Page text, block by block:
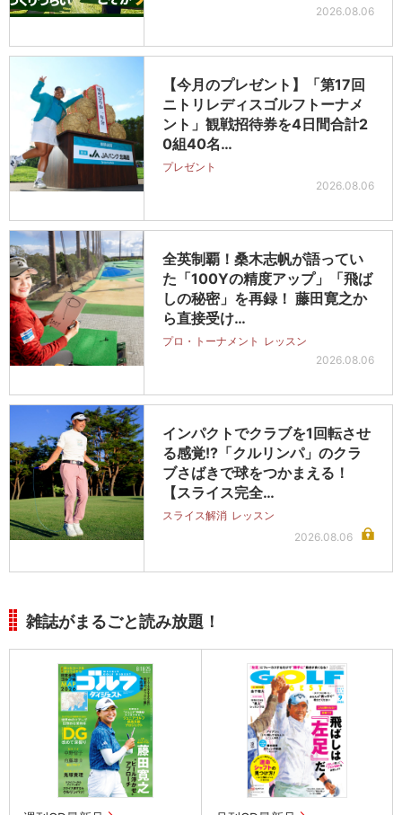
2026.08.06
【今月のプレゼント】「第17回
ニトリレディスゴルフトーナメ
ント」観戦招待券を4日間合計2
0組40名…
プレゼント
2026.08.06
全英制覇！桑木志帆が語ってい
た「100Yの精度アップ」「飛ば
しの秘密」を再録！ 藤田寛之か
ら直接受け…
プロ・トーナメント レッスン
2026.08.06
インパクトでクラブを1回転させ
る感覚!?「クルリンパ」のクラ
ブさばきで球をつかまえる！
【スライス完全…
スライス解消 レッスン
2026.08.06
雑誌がまるごと読み放題！